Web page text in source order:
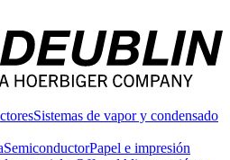
Sistemas de vapor y condensado
SemiconductorPapel e impresión